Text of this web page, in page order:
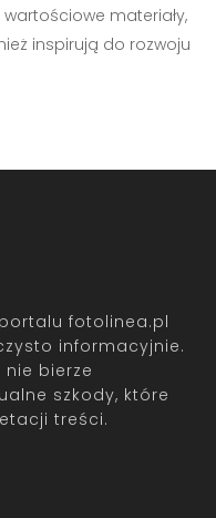
materiały,
inspirują do rozwoju
fotolinea.pl
informacyjnie.
bierze
szkody, które
treści.